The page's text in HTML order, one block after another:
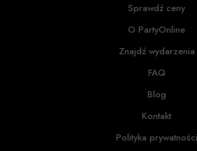
Sprawdź ceny
O PartyOnline
Znajdź wydarzenia
FAQ
Blog
Kontakt
Polityka prywatności